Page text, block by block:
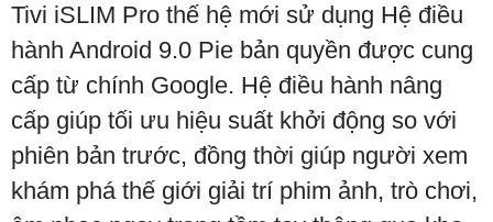
Tivi iSLIM Pro thế hệ mới sử dụng Hệ điều
hành Android 9.0 Pie bản quyền được cung
cấp từ chính Google. Hệ điều hành nâng
cấp giúp tối ưu hiệu suất khởi động so với
phiên bản trước, đồng thời giúp người xem
khám phá thế giới giải trí phim ảnh, trò chơi,